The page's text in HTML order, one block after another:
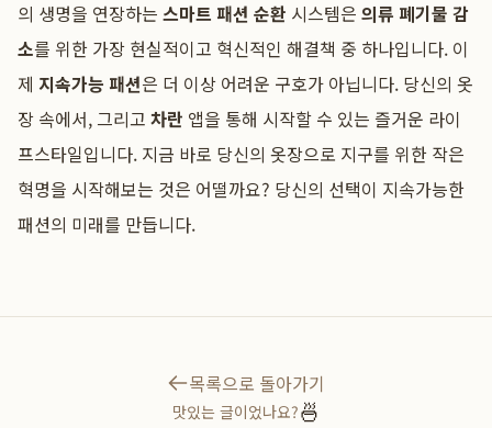
의 생명을 연장하는 스마트 패션 순환 시스템은 의류 폐기물 감
소를 위한 가장 현실적이고 혁신적인 해결책 중 하나입니다. 이
제 지속가능 패션은 더 이상 어려운 구호가 아닙니다. 당신의 옷
장 속에서, 그리고 차란 앱을 통해 시작할 수 있는 즐거운 라이
프스타일입니다. 지금 바로 당신의 옷장으로 지구를 위한 작은
혁명을 시작해보는 것은 어떨까요? 당신의 선택이 지속가능한
패션의 미래를 만듭니다.
목록으로 돌아가기
맛있는 글이었나요?🍜